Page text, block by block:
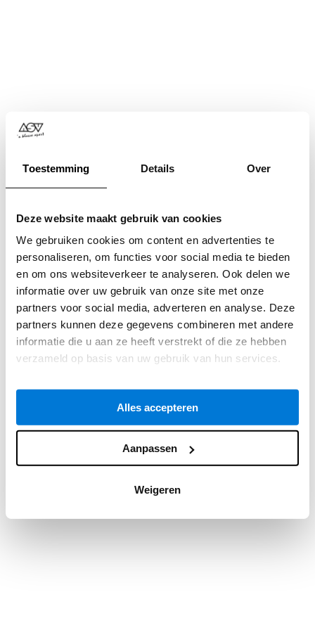
Toestemming Details Over
Deze website maakt gebruik van cookies
We gebruiken cookies om content en advertenties te
personaliseren, om functies voor social media te bieden
en om ons websiteverkeer te analyseren. Ook delen we
informatie over uw gebruik van onze site met onze
partners voor social media, adverteren en analyse. Deze
partners kunnen deze gegevens combineren met andere
informatie die u aan ze heeft verstrekt of die ze hebben
verzameld op basis van uw gebruik van hun services.
Alles accepteren
Aanpassen
Weigeren
Application error: a client-side exception has occurred while
loadingwww.asv.nl(see the browser consolefor more
information).